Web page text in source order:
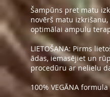
Šampūns pret matu
novērš matu
optimālai ampulu
LIETOŠANA: Pirms
ādas, iemasējiet un
procedūru ar nelielu
100% VEGĀNA formula